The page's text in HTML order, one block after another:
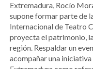
Extremadura, Rocío
supone formar parte de
Internacional de Teatro
proyecta el patrimonio,
región. Respaldar un
acompañar una